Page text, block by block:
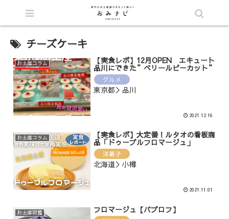
チーズケーキ
お土産コラム 【実食レポ】12月OPEN エキュート
品川にできた”ベリールビーカット”
グルメ
東京都＞品川
2021.12.16
お土産コラム 【実食レポ】大定番！ルタオの看板商
品「ドゥーブルフロマージュ」
洋菓子
北海道＞小樽
2021.11.01
お土産図鑑 フロマージュ【パブロフ】
シェア